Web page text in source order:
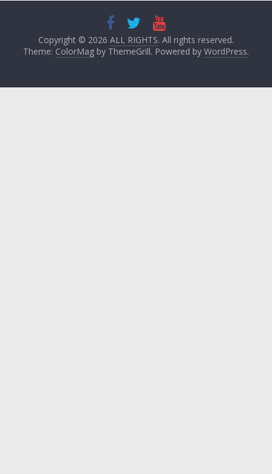
Copyright © 2026 ALL RIGHTS. All rights reserved.
Theme: ColorMagby ThemeGrill. Powered by WordPress.